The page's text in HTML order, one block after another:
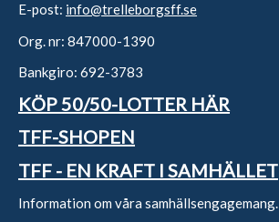
E-post: info@trelleborgsff.se
Org. nr: 847000-1390
Bankgiro: 692-3783
KÖP 50/50-LOTTER HÄR
TFF-SHOPEN
TFF - EN KRAFT I SAMHÄLLET
Information om våra samhällsengagemang.